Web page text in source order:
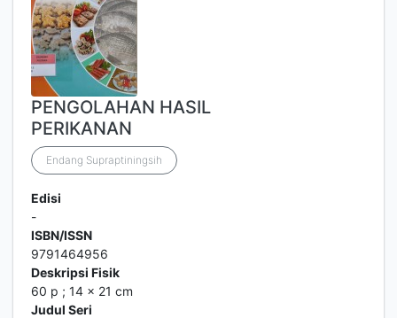
PENGOLAHAN HASIL
PERIKANAN
Endang Supraptiningsih
Edisi
-
ISBN/ISSN
9791464956
Deskripsi Fisik
60 p ; 14 x 21 cm
Judul Seri